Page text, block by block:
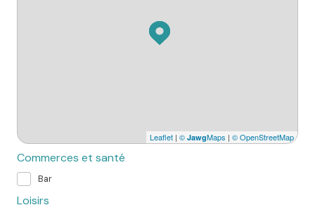
Leaflet | © JawgMaps | © OpenStreetMap
Commerces et santé
Bar
Loisirs